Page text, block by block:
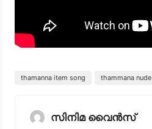
thamanna item song thammana nude
സിനിമ വൈൻസ്